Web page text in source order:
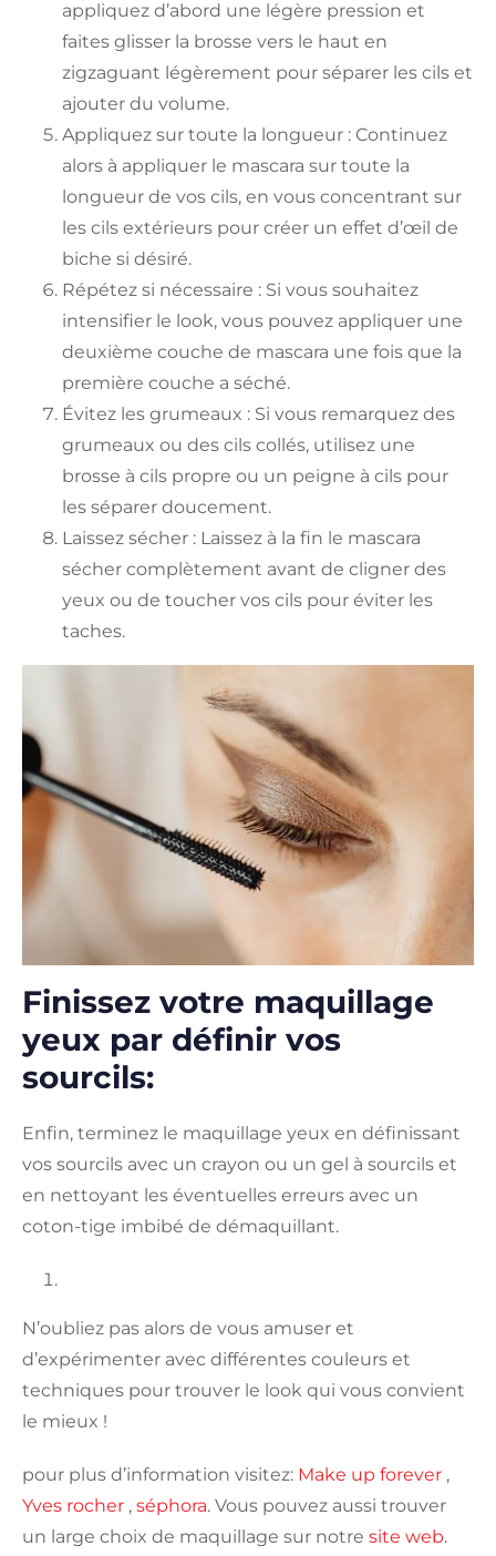
appliquez d’abord une légère pression et
faites glisser la brosse vers le haut en
zigzaguant légèrement pour séparer les cils et
ajouter du volume.
Appliquez sur toute la longueur : Continuez
alors à appliquer le mascara sur toute la
longueur de vos cils, en vous concentrant sur
les cils extérieurs pour créer un effet d’œil de
biche si désiré.
Répétez si nécessaire : Si vous souhaitez
intensifier le look, vous pouvez appliquer une
deuxième couche de mascara une fois que la
première couche a séché.
Évitez les grumeaux : Si vous remarquez des
grumeaux ou des cils collés, utilisez une
brosse à cils propre ou un peigne à cils pour
les séparer doucement.
Laissez sécher : Laissez à la fin le mascara
sécher complètement avant de cligner des
yeux ou de toucher vos cils pour éviter les
taches.
Finissez votre maquillage
yeux par définir vos
sourcils:
Enfin, terminez le maquillage yeux en définissant
vos sourcils avec un crayon ou un gel à sourcils et
en nettoyant les éventuelles erreurs avec un
coton-tige imbibé de démaquillant.
N’oubliez pas alors de vous amuser et
d’expérimenter avec différentes couleurs et
techniques pour trouver le look qui vous convient
le mieux !
pour plus d’information visitez: Make up forever ,
Yves rocher , séphora. Vous pouvez aussi trouver
un large choix de maquillage sur notre site web.